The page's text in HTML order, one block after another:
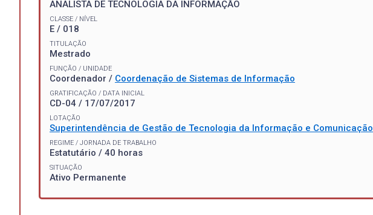
ANALISTA DE TECNOLOGIA DA INFORMAÇÃO
CLASSE / NÍVEL
E / 018
TITULAÇÃO
Mestrado
FUNÇÃO / UNIDADE
Coordenador / Coordenação de Sistemas de Informação
GRATIFICAÇÃO / DATA INICIAL
CD-04 / 17/07/2017
LOTAÇÃO
Superintendência de Gestão de Tecnologia da Informação e Comunicação
REGIME / JORNADA DE TRABALHO
Estatutário / 40 horas
SITUAÇÃO
Ativo Permanente